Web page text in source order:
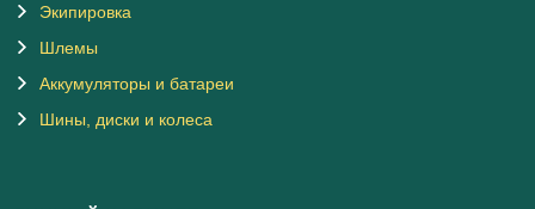
Экипировка
Шлемы
Аккумуляторы и батареи
Шины, диски и колеса